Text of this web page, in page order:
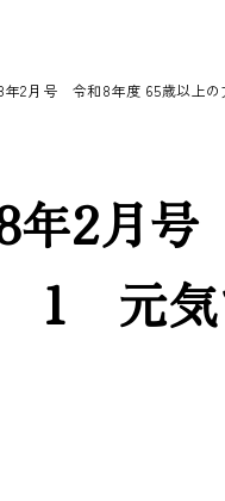
年2月号 令和8年度 65歳以上
年2月
1 元気